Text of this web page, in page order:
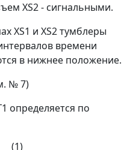
ХS2 - сигнальными.
XS1 и XS2 тумблеры
времени
в нижнее положение.
№ 7)
определяется по